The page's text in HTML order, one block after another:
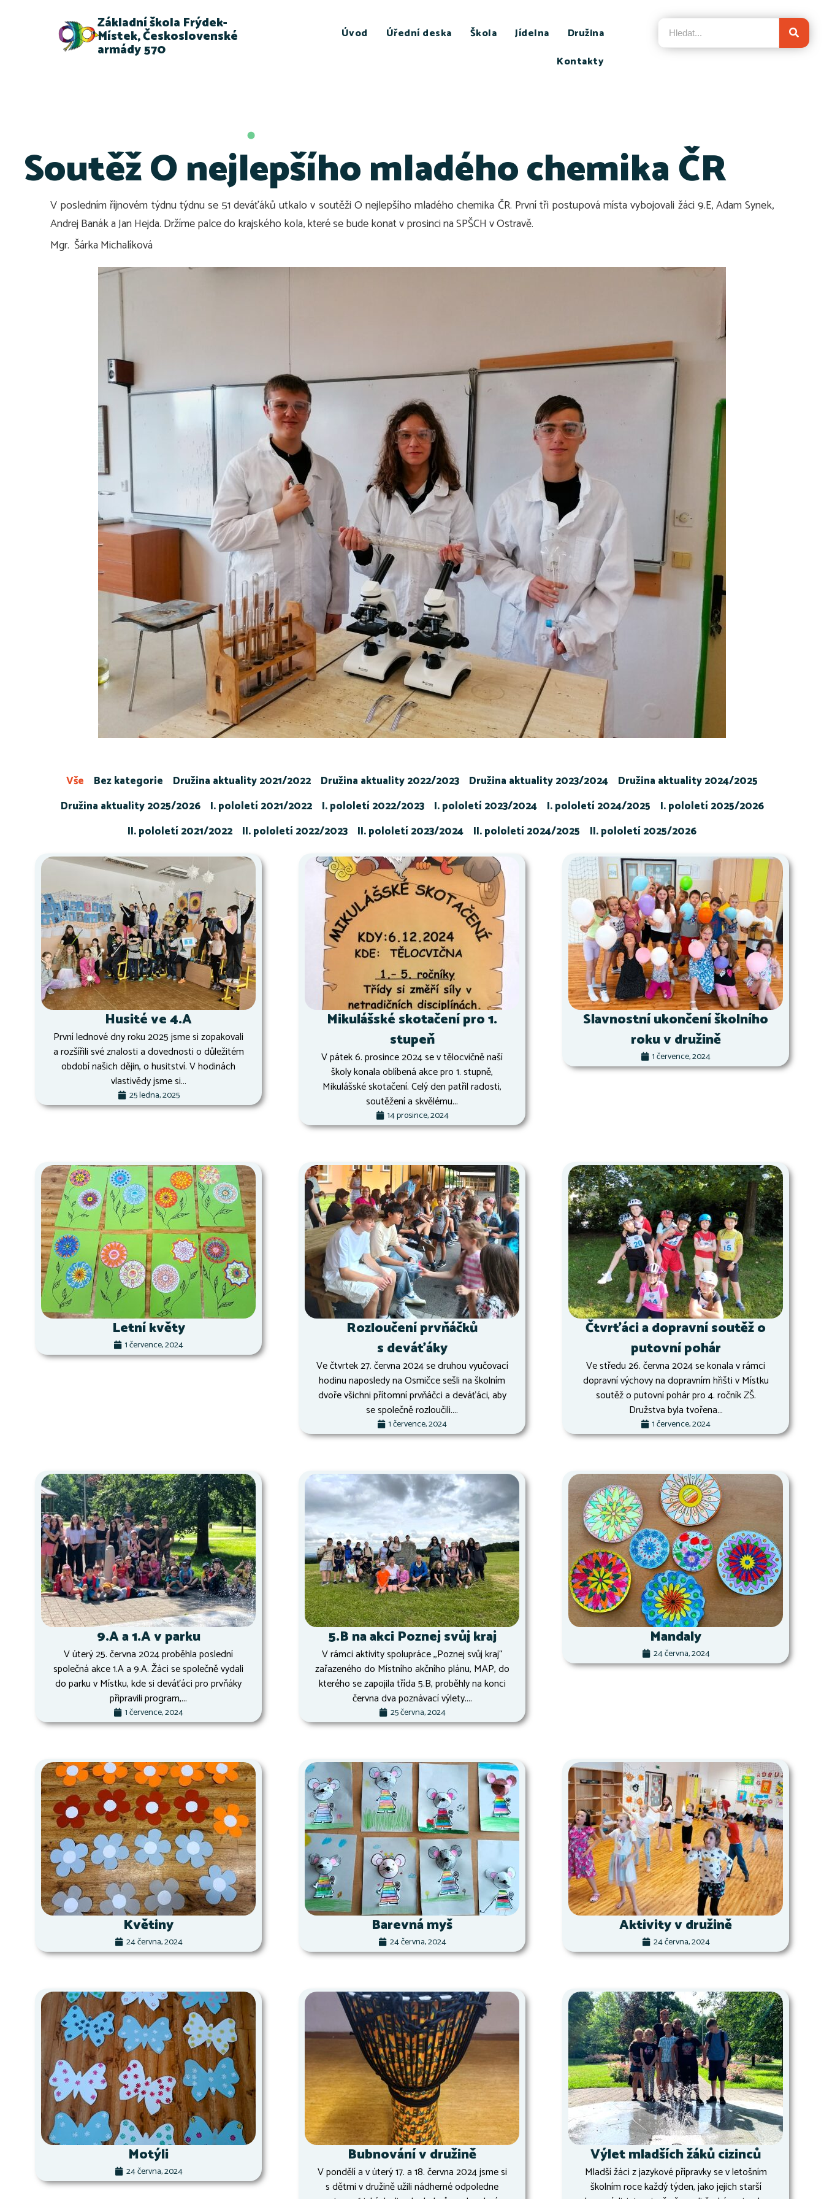
Základní škola Frýdek-
Místek, Československé
armády 570
Úvod Úřední deska Škola Jídelna
Družina
Kontakty
Soutěž O nejlepšího mladého chemika ČR
V posledním říjnovém týdnu týdnu se 51 deváťáků utkalo v soutěži O nejlepšího mladého chemika ČR. První tři postupová místa vybojovali žáci 9.E, Adam Synek,
Andrej Banák a Jan Hejda. Držíme palce do krajského kola, které se bude konat v prosinci na SPŠCH v Ostravě.
Mgr. Šárka Michalíková
Bez kategorie Družina aktuality 2021/2022 Družina aktuality 2022/2023 Družina aktuality 2023/2024
Družina aktuality 2024/2025
Družina aktuality 2025/2026
I. pololetí 2021/2022 I. pololetí 2022/2023 I. pololetí 2023/2024 I. pololetí 2024/2025
I. pololetí 2025/2026
II. pololetí 2021/2022
II. pololetí 2022/2023 II. pololetí 2023/2024 II. pololetí 2024/2025 II. pololetí 2025/2026
Vše
Husité ve 4.A
První lednové dny roku 2025 jsme si zopakovali
a rozšířili své znalosti a dovednosti o důležitém
období našich dějin, o husitství. V hodinách
vlastivědy jsme si...
25 ledna, 2025
Mikulášské skotačení pro 1.
stupeň
V pátek 6. prosince 2024 se v tělocvičně naší
školy konala oblíbená akce pro 1. stupně,
Mikulášské skotačení. Celý den patřil radosti,
soutěžení a skvělému...
14 prosince, 2024
Slavnostní ukončení školního
roku v družině
1 července, 2024
Letní květy
1 července, 2024
Rozloučení prvňáčků
s deváťáky
Ve čtvrtek 27. června 2024 se druhou vyučovací
hodinu naposledy na Osmičce sešli na školním
dvoře všichni přítomní prvňáčci a deváťáci, aby
se společně rozloučili....
1 července, 2024
Čtvrťáci a dopravní soutěž o
putovní pohár
Ve středu 26. června 2024 se konala v rámci
dopravní výchovy na dopravním hřišti v Místku
soutěž o putovní pohár pro 4. ročník ZŠ.
Družstva byla tvořena...
1 července, 2024
9.A a 1.A v parku
V úterý 25. června 2024 proběhla poslední
společná akce 1.A a 9.A. Žáci se společně vydali
do parku v Místku, kde si deváťáci pro prvňáky
připravili program,...
1 července, 2024
5.B na akci Poznej svůj kraj
V rámci aktivity spolupráce ,,Poznej svůj kraj“
zařazeného do Místního akčního plánu, MAP, do
kterého se zapojila třída 5.B, proběhly na konci
června dva poznávací výlety....
25 června, 2024
Mandaly
24 června, 2024
Květiny
24 června, 2024
Barevná myš
24 června, 2024
Aktivity v družině
24 června, 2024
Motýli
24 června, 2024
Bubnování v družině
V pondělí a v úterý 17. a 18. června 2024 jsme si
s dětmi v družině užili nádherné odpoledne
Výlet mladších žáků cizinců
Mladší žáci z jazykové přípravky se v letošním
školním roce každý týden, jako jejich starší